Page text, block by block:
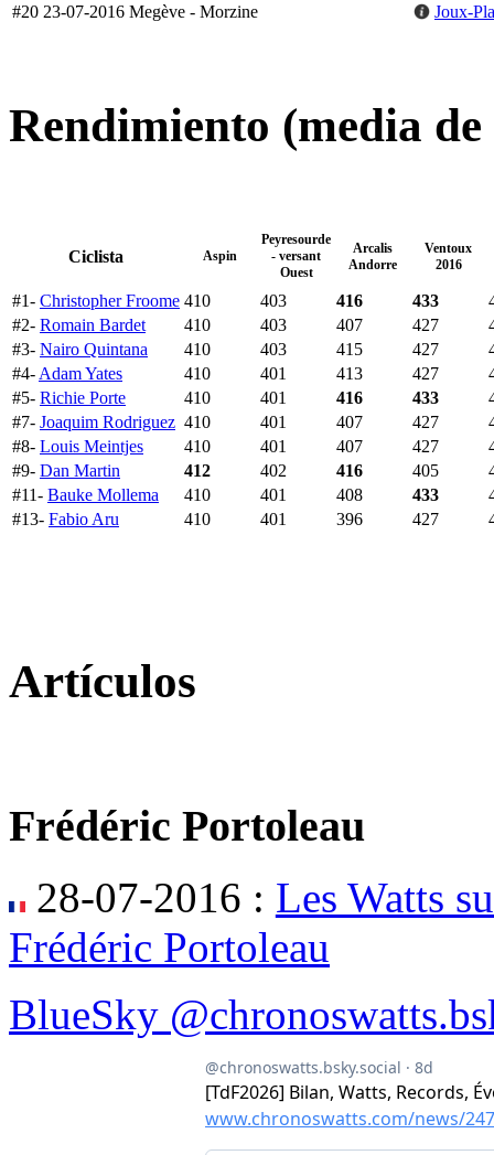
#20 23-07-2016 Megève - Morzine Joux-
Rendimiento (media
Ciclista Aspin
Peyresourde
- versant
Ouest
Arcalis
Andorre
Ventoux
2016
#1- Christopher Froome 410 403 416 433
#2- Romain Bardet 410 403 407 427
#3- Nairo Quintana 410 403 415 427
#4- Adam Yates 410 401 413 427
#5- Richie Porte 410 401 416 433
#7- Joaquim Rodriguez 410 401 407 427
#8- Louis Meintjes 410 401 407 427
#9- Dan Martin 412 402 416 405
#11- Bauke Mollema 410 401 408 433
#13- Fabio Aru 410 401 396 427
Artículos
Frédéric Portoleau
28-07-2016 : Les Watts
Frédéric Portoleau
BlueSky